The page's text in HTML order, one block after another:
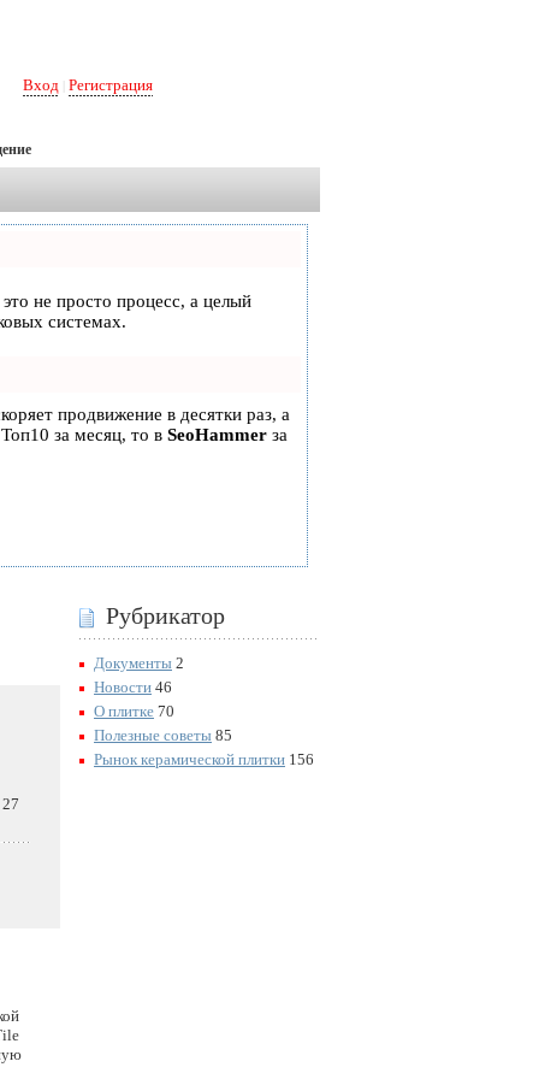
Вход Регистрация
не просто процесс, а целый
системах.
продвижение в десятки раз, а
за месяц, то в SeoHammer за
Рубрикатор
Документы 2
Новости 46
О плитке 70
Полезные советы 85
Рынок керамической плитки 156